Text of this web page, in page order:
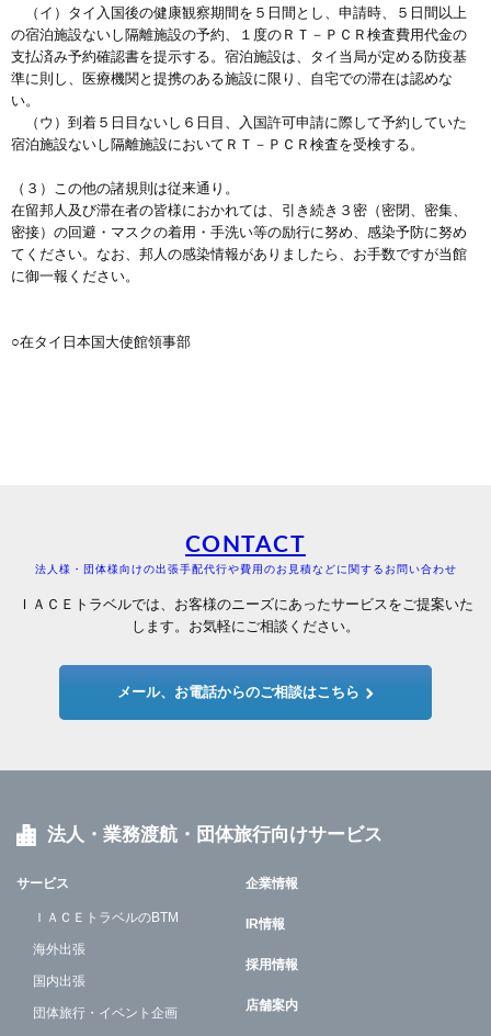
（イ）タイ入国後の健康観察期間を５日間とし、申請時、５日間以上
の宿泊施設ないし隔離施設の予約、１度のＲＴ－ＰＣＲ検査費用代金の
支払済み予約確認書を提示する。宿泊施設は、タイ当局が定める防疫基
準に則し、医療機関と提携のある施設に限り、自宅での滞在は認めな
い。
（ウ）到着５日目ないし６日目、入国許可申請に際して予約していた
宿泊施設ないし隔離施設においてＲＴ－ＰＣＲ検査を受検する。
（３）この他の諸規則は従来通り。
在留邦人及び滞在者の皆様におかれては、引き続き３密（密閉、密集、
密接）の回避・マスクの着用・手洗い等の励行に努め、感染予防に努め
てください。なお、邦人の感染情報がありましたら、お手数ですが当館
に御一報ください。
○在タイ日本国大使館領事部
CONTACT
法人様・団体様向けの出張手配代行や費用のお見積などに関するお問い合わせ
ＩＡＣＥトラベルでは、お客様のニーズにあったサービスをご提案いた
します。お気軽にご相談ください。
メール、お電話からのご相談はこちら
法人・業務渡航・団体旅行向けサービス
サービス
ＩＡＣＥトラベルのBTM
海外出張
国内出張
団体旅行・イベント企画
企業情報
IR情報
採用情報
店舗案内